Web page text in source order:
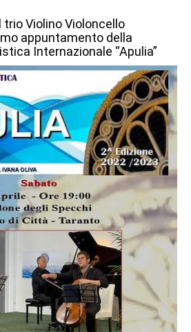
Violino Violoncello
appuntamento della
Internazionale “Apulia”